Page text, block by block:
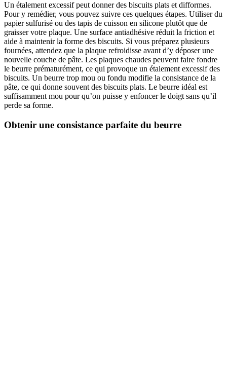
Un étalement excessif peut donner des biscuits plats et difformes.
Pour y remédier, vous pouvez suivre ces quelques étapes. Utiliser du
papier sulfurisé ou des tapis de cuisson en silicone plutôt que de
graisser votre plaque. Une surface antiadhésive réduit la friction et
aide à maintenir la forme des biscuits. Si vous préparez plusieurs
fournées, attendez que la plaque refroidisse avant d’y déposer une
nouvelle couche de pâte. Les plaques chaudes peuvent faire fondre
le beurre prématurément, ce qui provoque un étalement excessif des
biscuits. Un beurre trop mou ou fondu modifie la consistance de la
pâte, ce qui donne souvent des biscuits plats. Le beurre idéal est
suffisamment mou pour qu’on puisse y enfoncer le doigt sans qu’il
perde sa forme.
Obtenir une consistance parfaite du beurre